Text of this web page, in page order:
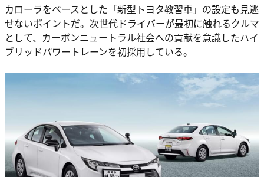
カローラをベースとした「新型トヨタ教習車」の設定も見逃
せないポイントだ。次世代ドライバーが最初に触れるクルマ
として、カーボンニュートラル社会への貢献を意識したハイ
ブリッドパワートレーンを初採用している。